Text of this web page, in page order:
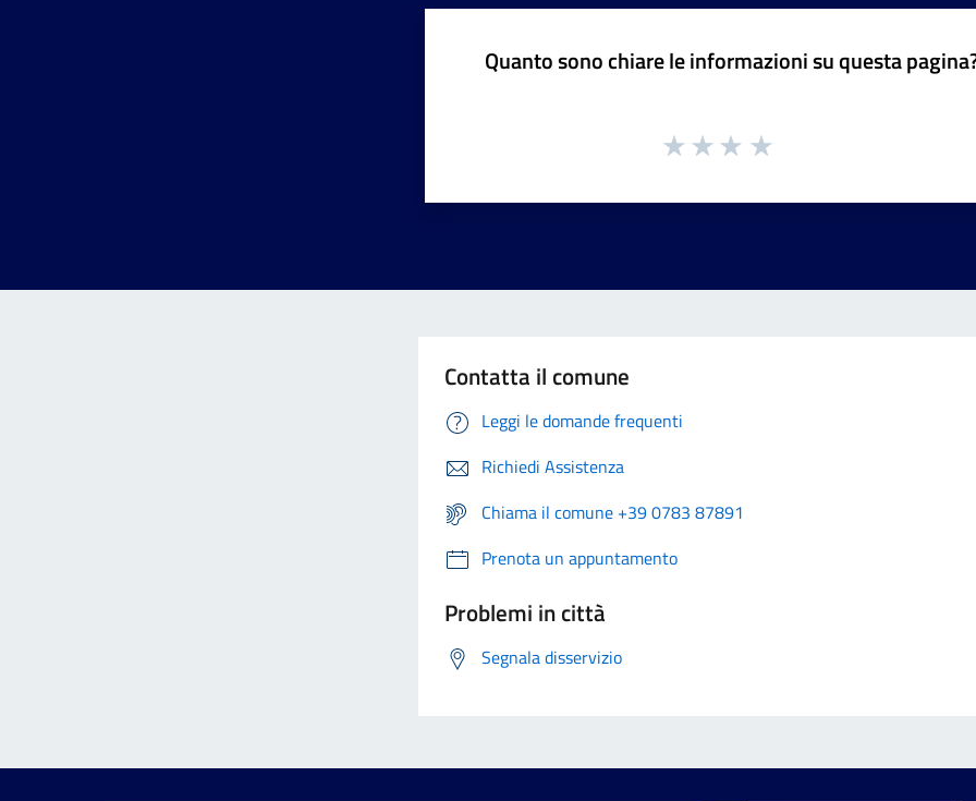
Quanto sono chiare le informazioni su questa
Contatta il comune
Leggi le domande frequenti
Richiedi Assistenza
Chiama il comune +39 0783 87891
Prenota un appuntamento
Problemi in città
Segnala disservizio